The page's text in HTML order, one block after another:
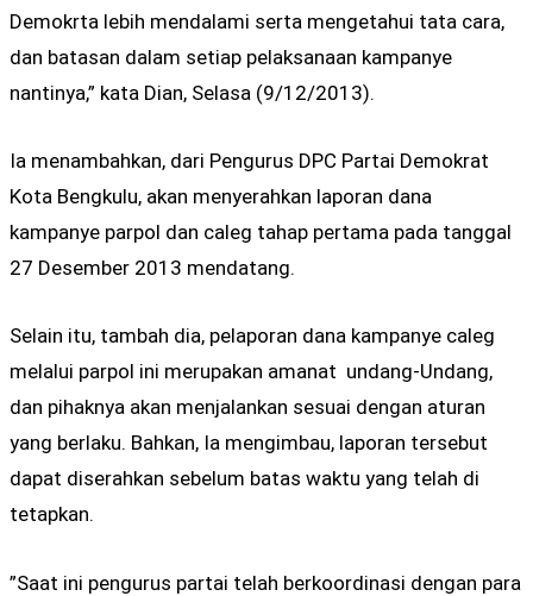
Demokrta lebih mendalami serta mengetahui tata cara,
dan batasan dalam setiap pelaksanaan kampanye
nantinya,” kata Dian, Selasa (9/12/2013).
Ia menambahkan, dari Pengurus DPC Partai Demokrat
Kota Bengkulu, akan menyerahkan laporan dana
kampanye parpol dan caleg tahap pertama pada tanggal
27 Desember 2013 mendatang.
Selain itu, tambah dia, pelaporan dana kampanye caleg
melalui parpol ini merupakan amanat undang-Undang,
dan pihaknya akan menjalankan sesuai dengan aturan
yang berlaku. Bahkan, Ia mengimbau, laporan tersebut
dapat diserahkan sebelum batas waktu yang telah di
tetapkan.
”Saat ini pengurus partai telah berkoordinasi dengan para